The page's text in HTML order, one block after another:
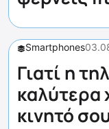
Smartphones
Γιατί η
καλύτερα
κινητό